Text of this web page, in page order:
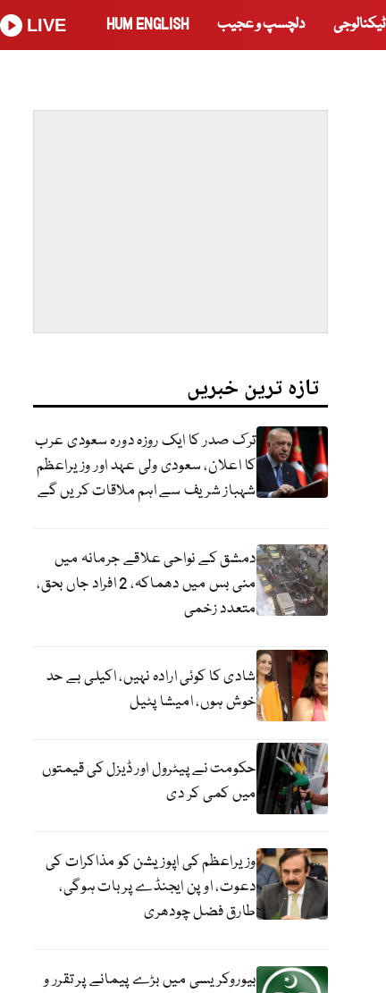
ٹیکنالوجی دلچسپ و عجیب HUM ENGLISH
LIVE
تازہ ترین خبریں
ترک صدر کا ایک روزہ دورہ سعودی عرب
کا اعلان، سعودی ولی عہد اور وزیراعظم
شہباز شریف سے اہم ملاقات کریں گے
دمشق کے نواحی علاقے جرمانہ میں
منی بس میں دھماکہ، 2 افراد جاں بحق،
متعدد زخمی
شادی کا کوئی ارادہ نہیں، اکیلی بے حد
خوش ہوں، امیشا پٹیل
حکومت نے پیٹرول اور ڈیزل کی قیمتوں
میں کمی کر دی
وزیراعظم کی اپوزیشن کو مذاکرات کی
دعوت، اوپن ایجنڈے پر بات ہوگی،
طارق فضل چودھری
بیوروکریسی میں بڑے پیمانے پر تقرر و